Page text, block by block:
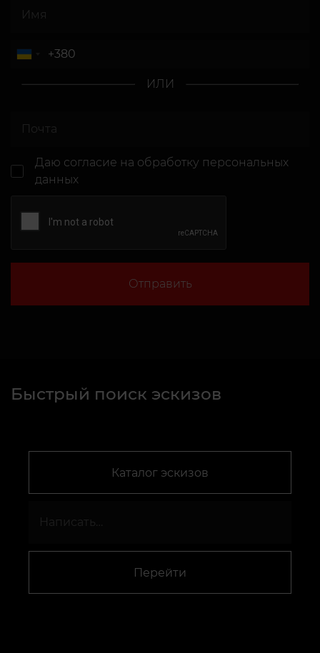
ИЛИ
Даю согласие на обработку персональных
данных
Отправить
Быстрый поиск эскизов
Каталог эскизов
Перейти